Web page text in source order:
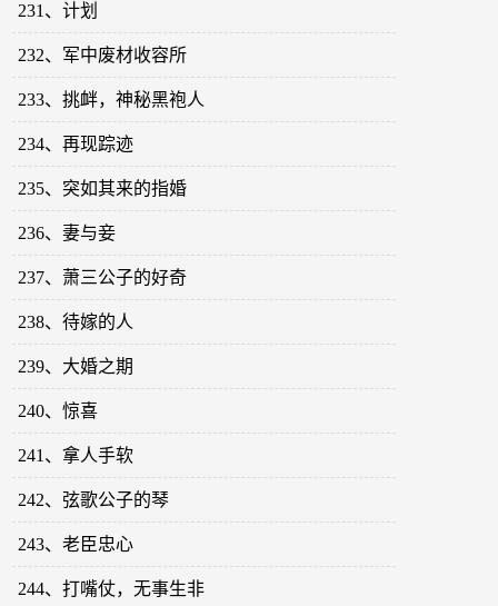
231、计划
232、军中废材收容所
233、挑衅，神秘黑袍人
234、再现踪迹
235、突如其来的指婚
236、妻与妾
237、萧三公子的好奇
238、待嫁的人
239、大婚之期
240、惊喜
241、拿人手软
242、弦歌公子的琴
243、老臣忠心
244、打嘴仗，无事生非